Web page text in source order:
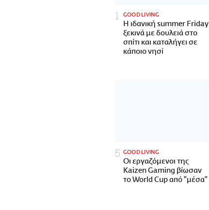
GOOD LIVING
Η ιδανική summer Friday
ξεκινά με δουλειά στο
σπίτι και καταλήγει σε
κάποιο νησί
GOOD LIVING
Οι εργαζόμενοι της
Kaizen Gaming βίωσαν
το World Cup από "μέσα"